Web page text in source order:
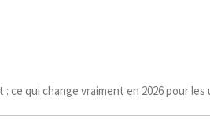
ce qui change vraiment en 2026 pour